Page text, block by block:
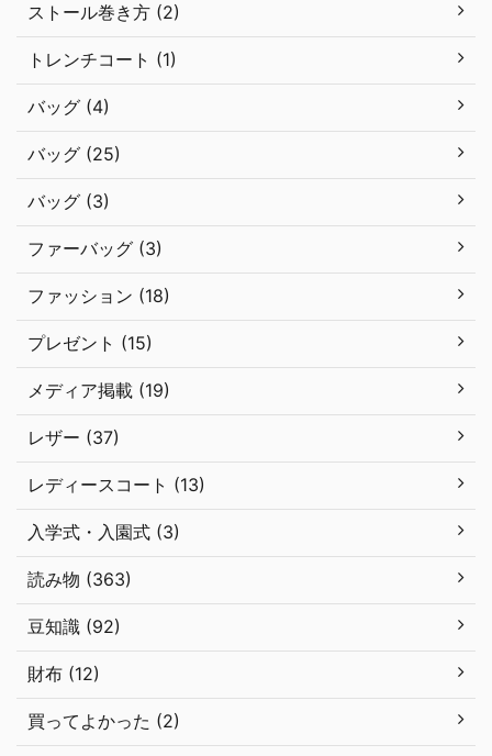
ストール巻き方 (2)
トレンチコート (1)
バッグ (4)
バッグ (25)
バッグ (3)
ファーバッグ (3)
ファッション (18)
プレゼント (15)
メディア掲載 (19)
レザー (37)
レディースコート (13)
入学式・入園式 (3)
読み物 (363)
豆知識 (92)
財布 (12)
買ってよかった (2)